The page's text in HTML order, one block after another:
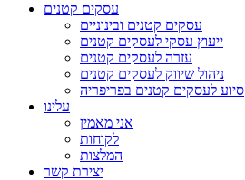
עסקים קטנים
עסקים קטנים ובינוניים
ייעוץ עסקי לעסקים קטנים
עזרה לעסקים קטנים
ניהול שיווק לעסקים קטנים
סיוע לעסקים קטנים בפריפריה
עלינו
אני מאמין
לקוחות
המלצות
יצירת קשר